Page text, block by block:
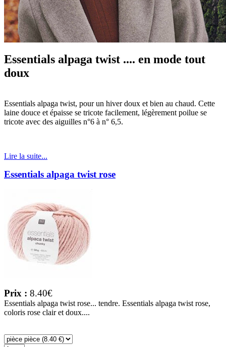
Essentials alpaga twist .... en mode tout
doux
Essentials alpaga twist, pour un hiver doux et bien au chaud. Cette
laine douce et épaisse se tricote facilement, légèrement poilue se
tricote avec des aiguilles n°6 à n° 6,5.
Lire la suite...
Essentials alpaga twist rose
Prix : 8.40€
Essentials alpaga twist rose... tendre. Essentials alpaga twist rose,
coloris rose clair et doux....